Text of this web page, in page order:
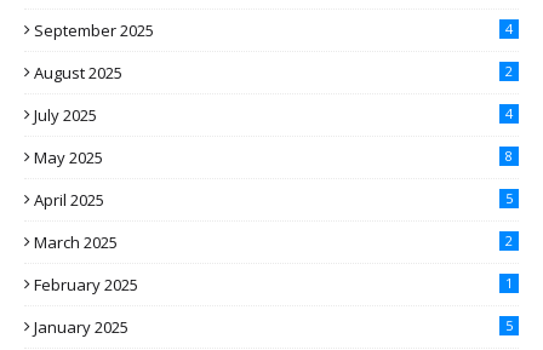
September 2025 4
August 2025 2
July 2025 4
May 2025 8
April 2025 5
March 2025 2
February 2025 1
January 2025 5